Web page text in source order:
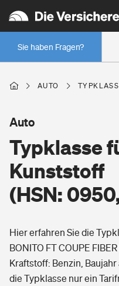
Sie haben Fragen?
Wer versichert was: Jetzt
Regionalklassen: So ist
Wer versichert was: Jetzt
Arbeitsrechtsschutz
Wohnen
Wohngebäudeversicherung
Hausratversicherung
Elementarversicherung
Pri­vate Haft­pflicht­
Rechts­schutz­ver­si­che­rung
Gesundheit
AUTO
Typklasse
Kunststoff
(HSN:
Auto
Hier erfahren Sie die
BONITO FT COUPE
Kraftstoff: Benzin,
die Typklasse nur ein